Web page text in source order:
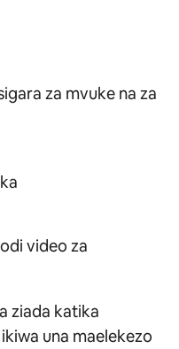
za mvuke na za
video za
ziada katika
una maelekezo